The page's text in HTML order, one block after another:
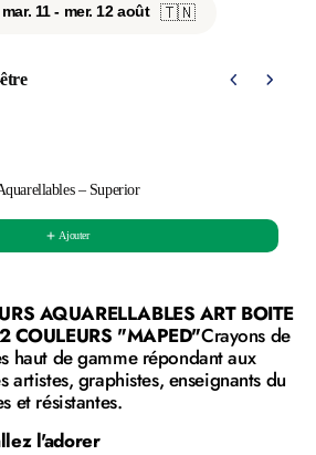
mar. 11 - mer. 12 août 🇹🇳
– Superior
Ajouter
AQUARELLABLES ART BOITE
COULEURS "MAPED"Crayons de
haut de gamme répondant aux
artistes, graphistes, enseignants du
et résistantes.
l'adorer